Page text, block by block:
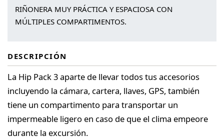
RIÑONERA MUY PRÁCTICA Y ESPACIOSA CON
MÚLTIPLES COMPARTIMENTOS.
DESCRIPCIÓN
La Hip Pack 3 aparte de llevar todos tus accesorios
incluyendo la cámara, cartera, llaves, GPS, también
tiene un compartimento para transportar un
impermeable ligero en caso de que el clima empeore
durante la excursión.